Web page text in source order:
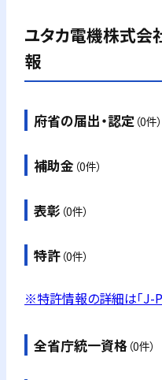
ユタカ電機株式会
報
府省の届出・認定 （0件）
補助金 （0件）
表彰 （0件）
特許（0件）
※特許情報の詳細は「J-
全省庁統一資格（0件）